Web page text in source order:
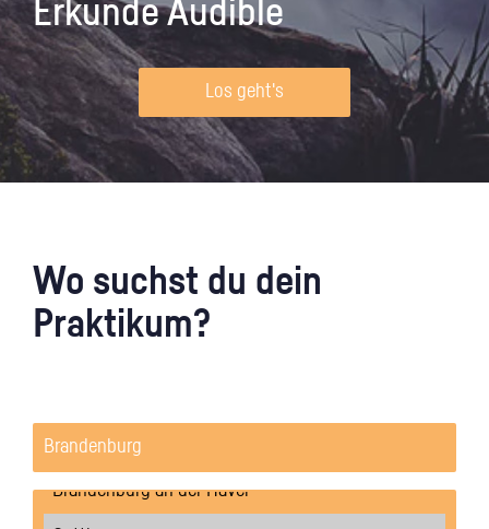
Erkunde Audible
Los geht's
Wo suchst du dein
Praktikum?